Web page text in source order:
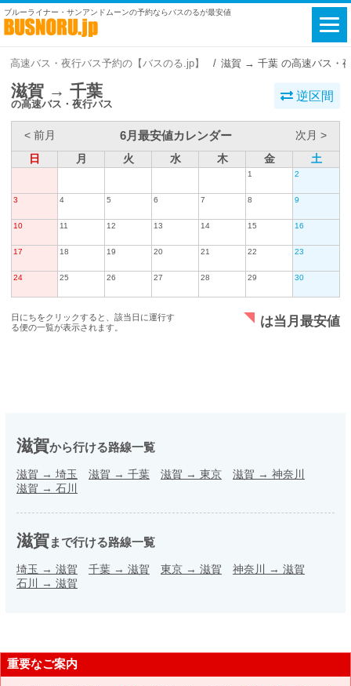
ブルーライナー・サンアンドムーンの予約ならバスのるが最安値
高速バス・夜行バス予約の【バスのる.jp】 滋賀 → 千葉 の高速バス・
滋賀 → 千葉
の高速バス・夜行バス
逆区間
< 前月 6月最安値カレンダー
次月 >
日
月 火 水 木 金 土
1 2
3 4 5 6 7 8 9
10 11 12 13 14 15 16
17 18 19 20 21 22 23
24 25 26 27 28 29 30
日にちをクリックすると、該当日に運行す
る便の一覧が表示されます。
は当月最安値
滋賀から行ける路線一覧
滋賀 → 埼玉 滋賀 → 千葉 滋賀 → 東京 滋賀 → 神奈川
滋賀 → 石川
滋賀まで行ける路線一覧
埼玉 → 滋賀 千葉 → 滋賀 東京 → 滋賀 神奈川 → 滋賀
石川 → 滋賀
重要なご案内